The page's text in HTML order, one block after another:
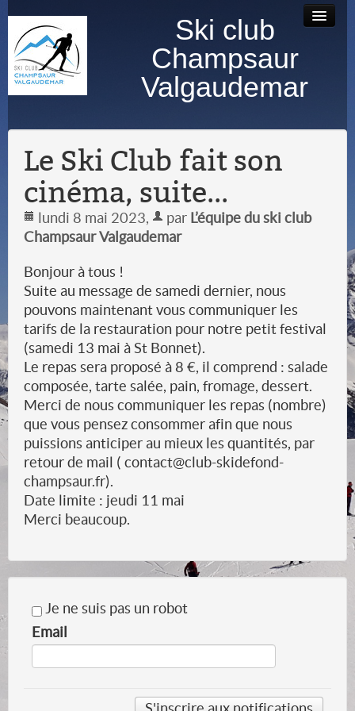
Ski club
Champsaur
Valgaudemar
Accueil Contact
photos
Le Ski Club fait son
cinéma, suite...
lundi 8 mai 2023, par L’équipe du ski club
Champsaur Valgaudemar
Bonjour à tous !
Suite au message de samedi dernier, nous
pouvons maintenant vous communiquer les
tarifs de la restauration pour notre petit festival
(samedi 13 mai à St Bonnet).
Le repas sera proposé à 8 €, il comprend : salade
composée, tarte salée, pain, fromage, dessert.
Merci de nous communiquer les repas (nombre)
que vous pensez consommer afin que nous
puissions anticiper au mieux les quantités, par
retour de mail ( contact@club-skidefond-
champsaur.fr).
Date limite : jeudi 11 mai
Merci beaucoup.
Je ne suis pas un robot
Email